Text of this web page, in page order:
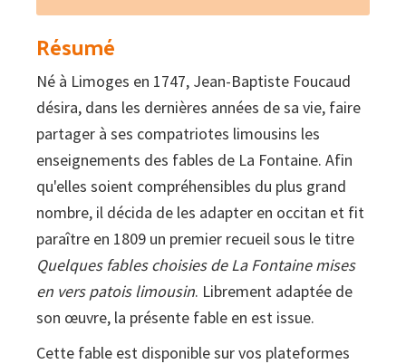
Résumé
Né à Limoges en 1747, Jean-Baptiste Foucaud
désira, dans les dernières années de sa vie, faire
partager à ses compatriotes limousins les
enseignements des fables de La Fontaine. Afin
qu'elles soient compréhensibles du plus grand
nombre, il décida de les adapter en occitan et fit
paraître en 1809 un premier recueil sous le titre
Quelques fables choisies de La Fontaine mises
en vers patois limousin. Librement adaptée de
son œuvre, la présente fable en est issue.
Cette fable est disponible sur vos plateformes